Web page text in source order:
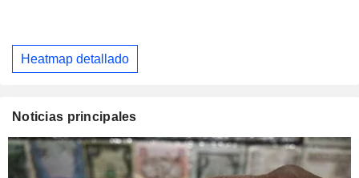
Heatmap detallado
Noticias principales